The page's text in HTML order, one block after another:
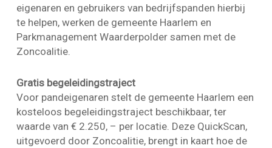
eigenaren en gebruikers van bedrijfspanden hierbij
te helpen, werken de gemeente Haarlem en
Parkmanagement Waarderpolder samen met de
Zoncoalitie.
Gratis begeleidingstraject
Voor pandeigenaren stelt de gemeente Haarlem een
kosteloos begeleidingstraject beschikbaar, ter
waarde van € 2.250, – per locatie. Deze QuickScan,
uitgevoerd door Zoncoalitie, brengt in kaart hoe de